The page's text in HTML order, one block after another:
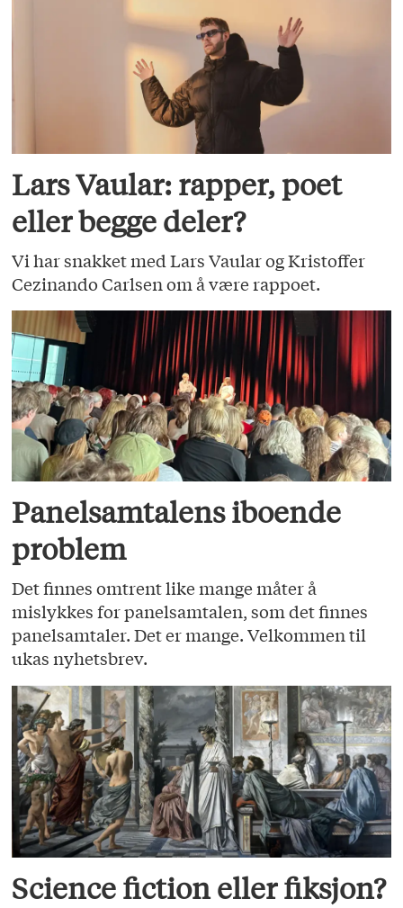
Lars Vaular: rapper, poet
eller begge deler?
Vi har snakket med Lars Vaular og Kristoffer
Cezinando Carlsen om å være rappoet.
Panelsamtalens iboende
problem
Det finnes omtrent like mange måter å
mislykkes for panelsamtalen, som det finnes
panelsamtaler. Det er mange. Velkommen til
ukas nyhetsbrev.
Science fiction eller fiksjon?